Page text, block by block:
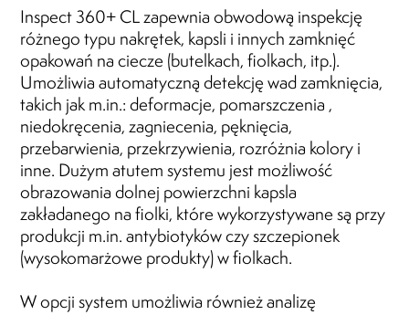
Inspect 360+ CL zapewnia obwodową inspekcję
różnego typu nakrętek, kapsli i innych zamknięć
opakowań na ciecze (butelkach, fiolkach, itp.).
Umożliwia automatyczną detekcję wad zamknięcia,
takich jak m.in.: deformacje, pomarszczenia ,
niedokręcenia, zagniecenia​​, pęknięcia,
przebarwienia, przekrzywienia, rozróżnia kolory i
inne. Dużym atutem systemu jest możliwość
obrazowania dolnej powierzchni kapsla
zakładanego na fiolki, które wykorzystywane są przy
produkcji m.in. antybiotyków czy szczepionek
(wysokomarżowe produkty) w fiolkach.
W opcji system umożliwia również analizę